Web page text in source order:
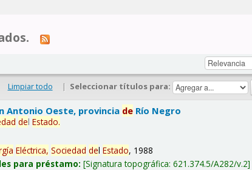
Limpiar todo | Seleccionar títulos para:
Antonio Oeste, provincia de Río Negro
delEstado.
Eléctrica, Sociedad delEstado, 1988
para préstamo: Signatura topográfica:621.374.5/A282/v.2